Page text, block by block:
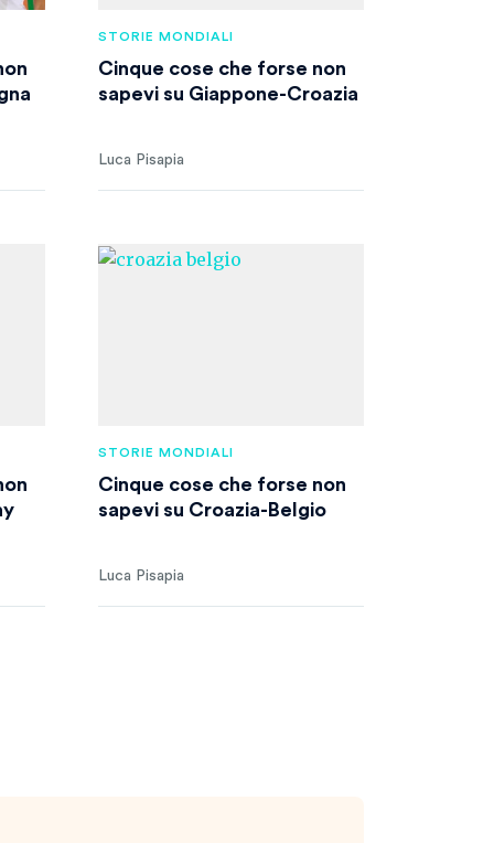
STORIE MONDIALI
Cinque cose che forse non
sapevi su Giappone-Croazia
Luca Pisapia
STORIE MONDIALI
Cinque cose che forse non
sapevi su Croazia-Belgio
Luca Pisapia